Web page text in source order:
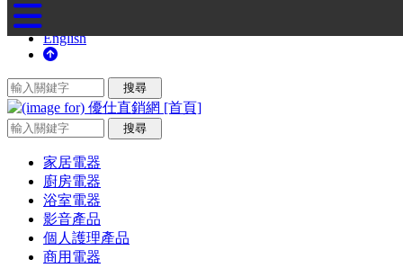
English
家居電器
廚房電器
浴室電器
影音產品
個人護理產品
商用電器